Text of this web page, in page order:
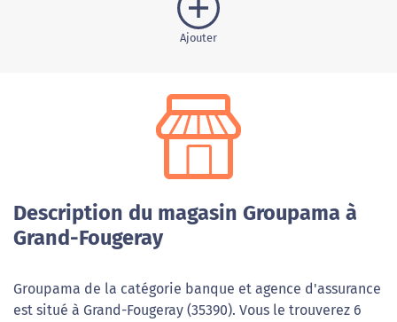
Ajouter
Description du magasin Groupama à
Grand-Fougeray
Groupama de la catégorie banque et agence d'assurance
est situé à Grand-Fougeray (35390). Vous le trouverez 6